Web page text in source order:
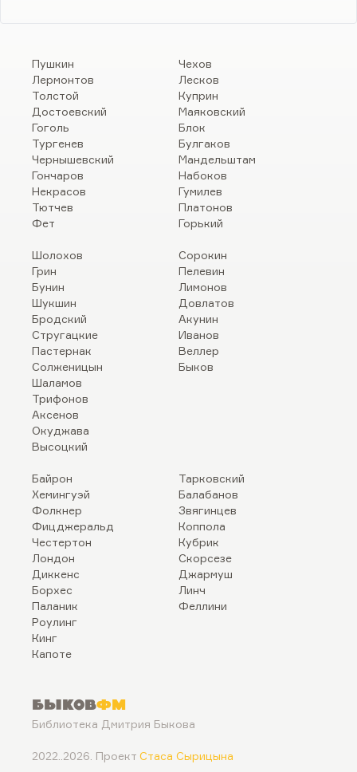
Пушкин
Лермонтов
Толстой
Достоевский
Гоголь
Тургенев
Чернышевский
Гончаров
Некрасов
Тютчев
Фет
Чехов
Лесков
Куприн
Маяковский
Блок
Булгаков
Мандельштам
Набоков
Гумилев
Платонов
Горький
Шолохов
Грин
Бунин
Шукшин
Бродский
Стругацкие
Пастернак
Солженицын
Шаламов
Трифонов
Аксенов
Окуджава
Высоцкий
Сорокин
Пелевин
Лимонов
Довлатов
Акунин
Иванов
Веллер
Быков
Байрон
Хемингуэй
Фолкнер
Фицджеральд
Честертон
Лондон
Диккенс
Борхес
Паланик
Роулинг
Кинг
Капоте
Тарковский
Балабанов
Звягинцев
Коппола
Кубрик
Скорсезе
Джармуш
Линч
Феллини
БыковФМ
Библиотека Дмитрия Быкова
2022..2026. Проект Стаса Сырицына